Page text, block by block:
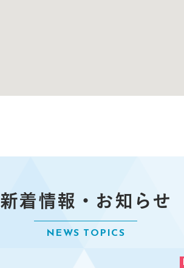
新着情報・お知らせ
NEWS TOPICS